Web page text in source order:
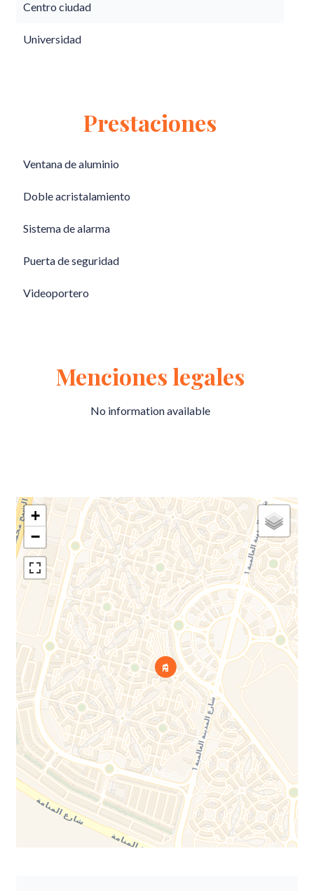
Centro ciudad
Universidad
Prestaciones
Ventana de aluminio
Doble acristalamiento
Sistema de alarma
Puerta de seguridad
Videoportero
Menciones legales
No information available
+
−